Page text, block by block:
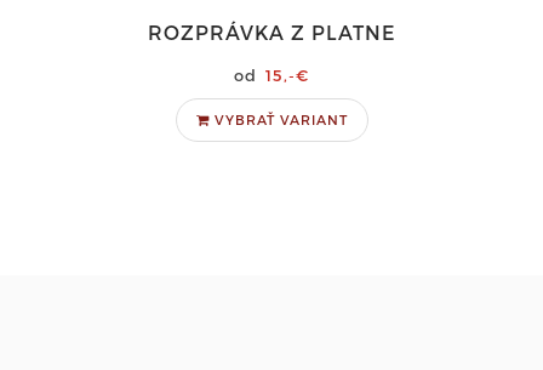
ROZPRÁVKA Z PLATNE
15,-€
VYBRAŤ VARIANT